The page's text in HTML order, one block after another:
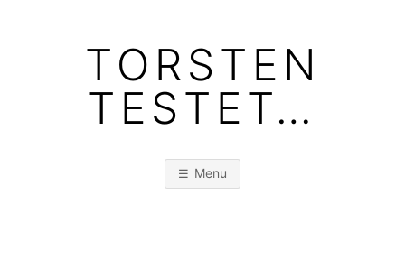
TORSTEN
TESTET…
Menu